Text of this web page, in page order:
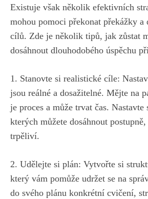
Existuje ‌však‍ několik efektivních
mohou pomoci‍ překonat překážky‌ a
cílů.⁣ Zde​ je ‍několik tipů, jak zůstat
dosáhnout dlouhodobého úspěchu
1. ⁣Stanovte‌ si‍ realistické cíle:⁣
jsou reálné a dosažitelné. ‌Mějte na
je proces a‌ může trvat čas. Nastavte
kterých můžete ⁤dosáhnout
trpěliví.
2. Udělejte si ‍plán: Vytvořte si
‌který vám pomůže⁢ udržet‍ se na
‍do svého plánu konkrétní cvičení,